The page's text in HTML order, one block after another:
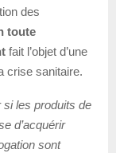
des
toute
fait l’objet d’une
crise sanitaire.
les produits de
d’acquérir
sont